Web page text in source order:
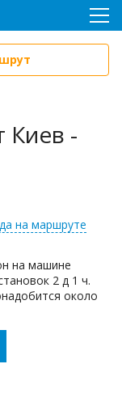
Киев -
на маршруте
на машине
2 д 1 ч.
около